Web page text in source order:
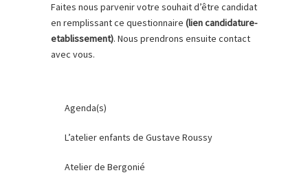
Faites nous parvenir votre souhait d’être candidat
en remplissant ce questionnaire (lien candidature-
etablissement). Nous prendrons ensuite contact
avec vous.
Agenda(s)
L’atelier enfants de Gustave Roussy
Atelier de Bergonié